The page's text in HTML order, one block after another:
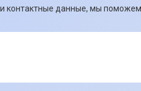
контактные данные, мы